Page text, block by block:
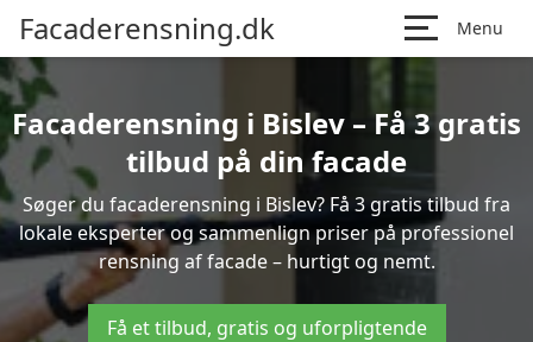
Facaderensning.dk Menu
Facaderensning i Bislev – Få 3 gratis
tilbud på din facade
Søger du facaderensning i Bislev? Få 3 gratis tilbud fra
lokale eksperter og sammenlign priser på professionel
rensning af facade – hurtigt og nemt.
Få et tilbud, gratis og uforpligtende